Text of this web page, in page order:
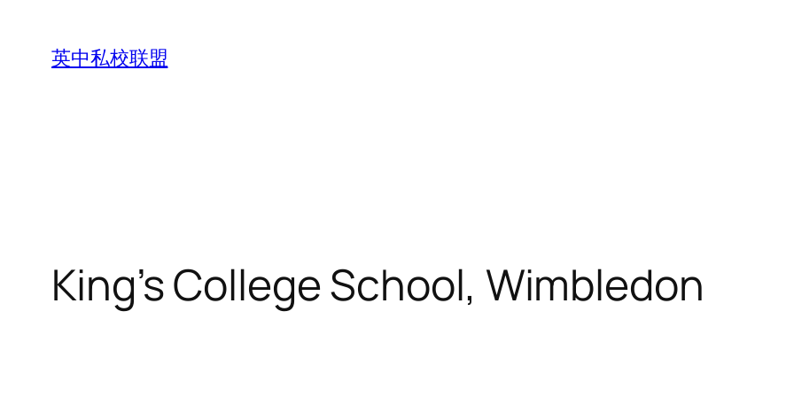
content
英中私校联盟
King’s College School, Wimbledon